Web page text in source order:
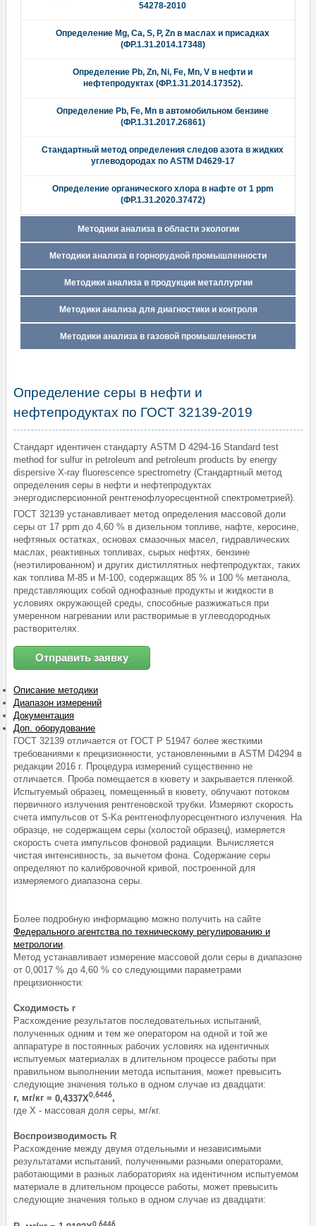
54278-2010
Определение Mg, Ca, S, P, Zn в маслах и присадках
(ФР.1.31.2014.17348)
Определение Pb, Zn, Ni, Fe, Mn, V в нефти и
нефтепродуктах (ФР.1.31.2014.17352).
Определение Pb, Fe, Mn в автомобильном бензине
(ФР.1.31.2017.26861)
Стандартный метод определения следов азота в жидких
углеводородах по ASTM D4629-17
Определение органического хлора в нафте от 1 ppm
(ФР.1.31.2020.37472)
Методики анализа в области экологии
Методики анализа в горнорудной промышленности
Методики анализа в продукции металлургии
Методики анализа для диагностики и контроля
Методики анализа в газовой промышленности
Определение серы в нефти и
нефтепродуктах по ГОСТ 32139-2019
Стандарт идентичен стандарту ASTM D 4294-16 Standard test
method for sulfur in petroleum and petroleum products by energy
dispersive X-ray fluorescence spectrometry (Стандартный метод
определения серы в нефти и нефтепродуктах
энергодисперсионной рентгенофлуоресцентной спектрометрией).
ГОСТ 32139 устанавливает метод определения массовой доли
серы от 17 ppm до 4,60 % в дизельном топливе, нафте, керосине,
нефтяных остатках, основах смазочных масел, гидравлических
маслах, реактивных топливах, сырых нефтях, бензине
(неэтилированном) и других дистиллятных нефтепродуктах, таких
как топлива М-85 и М-100, содержащих 85 % и 100 % метанола,
представляющих собой однофазные продукты и жидкости в
условиях окружающей среды, способные разжижаться при
умеренном нагревании или растворимые в углеводородных
растворителях.
Отправить заявку
Описание методики
Диапазон измерений
Документация
Доп. оборудование
ГОСТ 32139 отличается от ГОСТ Р 51947 более жесткими
требованиями к прецизионности, установленными в ASTM D4294 в
редакции 2016 г. Процедура измерений существенно не
отличается. Проба помещается в кювету и закрывается пленкой.
Испытуемый образец, помещенный в кювету, облучают потоком
первичного излучения рентгеновской трубки. Измеряют скорость
счета импульсов от S-Ka рентгенофлуоресцентного излучения. На
образце, не содержащем серы (холостой образец), измеряется
скорость счета импульсов фоновой радиации. Вычисляется
чистая интенсивность, за вычетом фона. Содержание серы
определяют по калибровочной кривой, построенной для
измеряемого диапазона серы.
Более подробную информацию можно получить на сайте
Федерального агентства по техническому регулированию и
метрологии.
Метод устанавливает измерение массовой доли серы в диапазоне
от 0,0017 % до 4,60 % со следующими параметрами
прецизионности:
Сходимость r
Расхождение результатов последовательных испытаний,
полученных одним и тем же оператором на одной и той же
аппаратуре в постоянных рабочих условиях на идентичных
испытуемых материалах в длительном процессе работы при
правильном выполнении метода испытания, может превысить
следующие значения только в одном случае из двадцати:
r, мг/кг = 0,4337Х0,6446,
где X - массовая доля серы, мг/кг.
Воспроизводимость R
Расхождение между двумя отдельными и независимыми
результатами испытаний, полученными разными операторами,
работающими в разных лабораториях на идентичном испытуемом
материале в длительном процессе работы, может превысить
следующие значения только в одном случае из двадцати: